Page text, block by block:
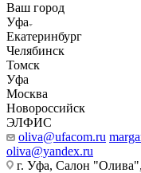
Ваш город
Уфа
Екатеринбург
Челябинск
Томск
Уфа
Москва
Новороссийск
ЭЛФИС
oliva@ufacom.ru
oliva@yandex.ru
г. Уфа, Салон